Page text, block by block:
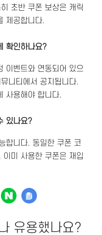
초반 쿠폰 보상은 캐릭
제공합니다.
확인하나요?
이벤트와 연동되어 있으
니티에서 공지됩니다.
사용해야 합니다.
있나요?
합니다. 동일한 쿠폰 코
미 사용한 쿠폰은 재입
유용했나요?